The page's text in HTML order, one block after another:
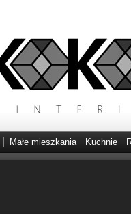
Małe mieszkania Kuchnie